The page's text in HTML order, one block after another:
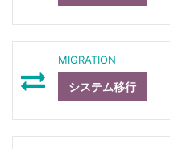
MIGRATION
システム移行